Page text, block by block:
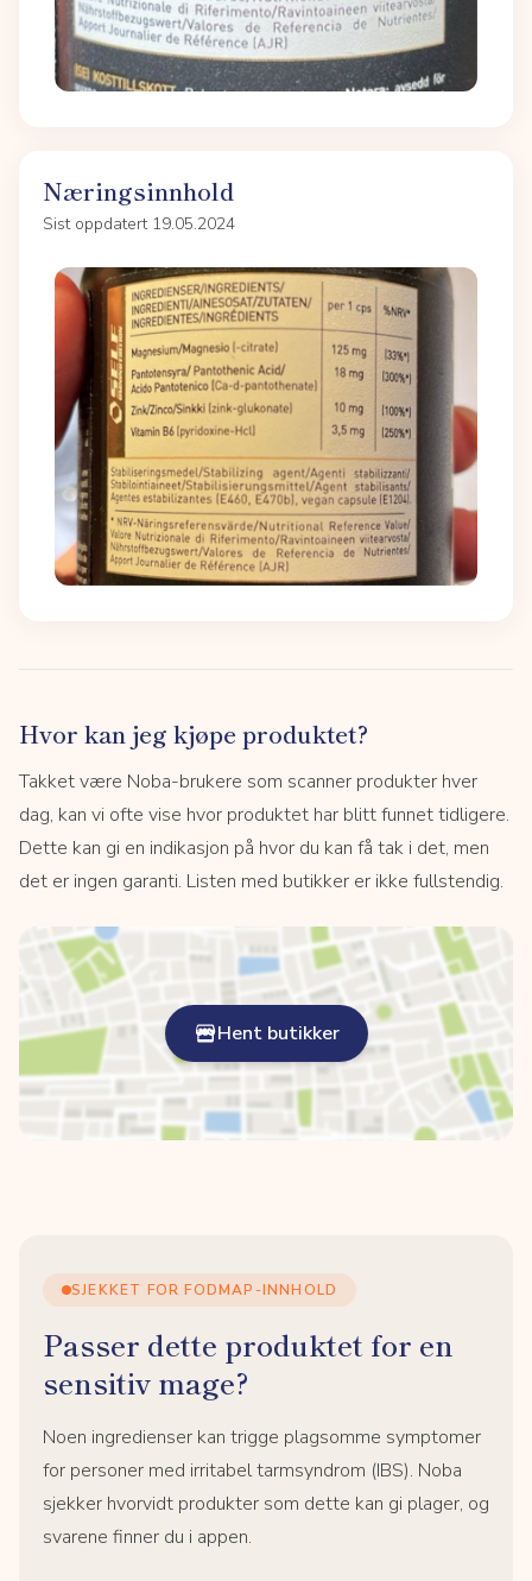
Næringsinnhold
Sist oppdatert 19.05.2024
Hvor kan jeg kjøpe produktet?
Takket være Noba-brukere som scanner produkter hver
dag, kan vi ofte vise hvor produktet har blitt funnet tidligere.
Dette kan gi en indikasjon på hvor du kan få tak i det, men
det er ingen garanti. Listen med butikker er ikke fullstendig.
Hent butikker
SJEKKET FOR FODMAP-INNHOLD
Passer dette produktet for en
sensitiv mage?
Noen ingredienser kan trigge plagsomme symptomer
for personer med irritabel tarmsyndrom (IBS). Noba
sjekker hvorvidt produkter som dette kan gi plager, og
svarene finner du i appen.